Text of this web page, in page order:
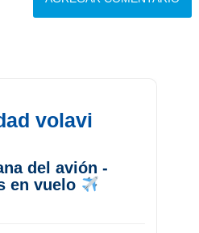
volavi
del avión -
en vuelo